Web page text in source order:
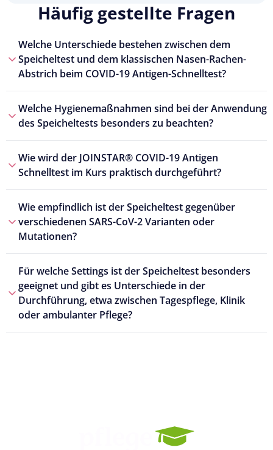
Häufig gestellte Fragen
Welche Unterschiede bestehen zwischen dem
Speicheltest und dem klassischen Nasen-Rachen-
Abstrich beim COVID-19 Antigen-Schnelltest?
Welche Hygienemaßnahmen sind bei der Anwendung
des Speicheltests besonders zu beachten?
Wie wird der JOINSTAR® COVID-19 Antigen
Schnelltest im Kurs praktisch durchgeführt?
Wie empfindlich ist der Speicheltest gegenüber
verschiedenen SARS-CoV-2 Varianten oder
Mutationen?
Für welche Settings ist der Speicheltest besonders
geeignet und gibt es Unterschiede in der
Durchführung, etwa zwischen Tagespflege, Klinik
oder ambulanter Pflege?